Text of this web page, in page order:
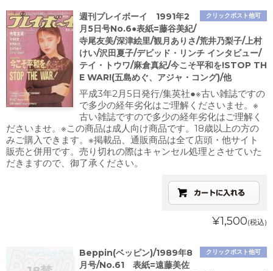
クリックポスト他可
週刊プレイボーイ 1991年2
月5日号No.6●表紙=藤谷美紀/
寺尾友美/深津絵里/観月ありさ/荒井乃梨子/上村
けい/沢田夏子/デビッド・リンチ インタビュー/
テイ・トウワ/麻倉真紀/今こそ平和を!STOP TH
E WAR!(五島めぐ、アジャ・コング)/他
平成3年2月5日発行/集英社●※古い雑誌ですの
で多少の経年劣化はご理解くださいませ。※
古い雑誌ですので多少の経年劣化はご理解く
ださいませ。※この商品は成人向け商品です。18歳以上の方の
みご購入できます。※掲載品、通販商品は全て店頭・他サイト
販売と併用です。売り切れの際はキャンセル処理とさせていた
だきますので、御了承ください。
¥1,500(税込)
クリックポスト他可
Beppin(ベッピン)/1989年8
月号/No.61 表紙=遠藤美佐